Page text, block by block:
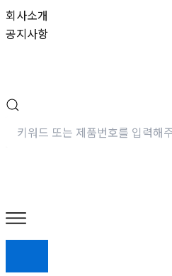
콘
텐
너
회사소개
공지사항